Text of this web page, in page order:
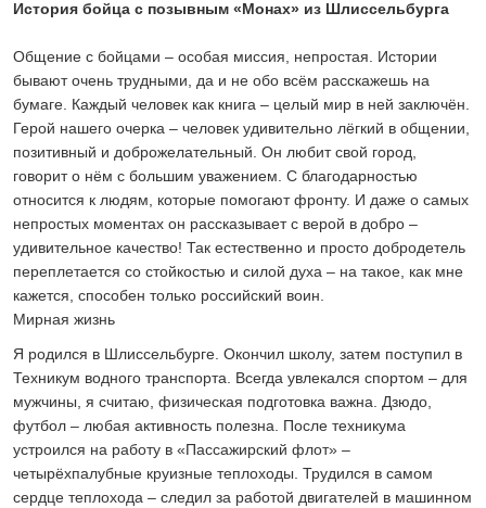
24 ИЮЛЯ 2026
Спрашивали? Отвечаем!
04 АВГУСТА 2026
История бойца с позывным «Монах» из Шлиссельбурга
Общение с бойцами – особая миссия, непростая. Истории
бывают очень трудными, да и не обо всём расскажешь на
бумаге. Каждый человек как книга – целый мир в ней заключён.
Герой нашего очерка – человек удивительно лёгкий в общении,
позитивный и доброжелательный. Он любит свой город,
говорит о нём с большим уважением. С благодарностью
относится к людям, которые помогают фронту. И даже о самых
непростых моментах он рассказывает с верой в добро –
удивительное качество! Так естественно и просто добродетель
переплетается со стойкостью и силой духа – на такое, как мне
кажется, способен только российский воин.
Мирная жизнь
Я родился в Шлиссельбурге. Окончил школу, затем поступил в
Техникум водного транспорта. Всегда увлекался спортом – для
мужчины, я считаю, физическая подготовка важна. Дзюдо,
футбол – любая активность полезна. После техникума
устроился на работу в «Пассажирский флот» –
четырёхпалубные круизные теплоходы. Трудился в самом
сердце теплохода – следил за работой двигателей в машинном